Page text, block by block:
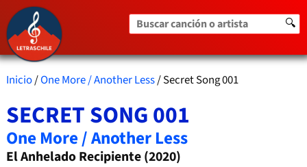
Buscar canción o artista 🔍
Inicio/One More / Another Less/ Secret Song 001
SECRET SONG 001
One More / Another Less
El Anhelado Recipiente (2020)